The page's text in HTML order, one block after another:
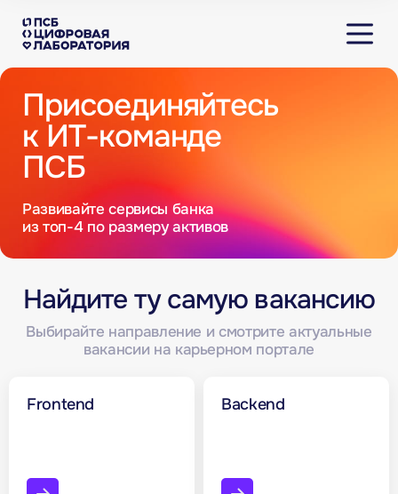
Присоединяйтесь
к ИТ-команде
ПСБ
Развивайте сервисы банка
из топ-4 по размеру активов
Найдите ту самую вакансию
Выбирайте направление и смотрите актуальные
вакансии на карьерном портале
Frontend Backend